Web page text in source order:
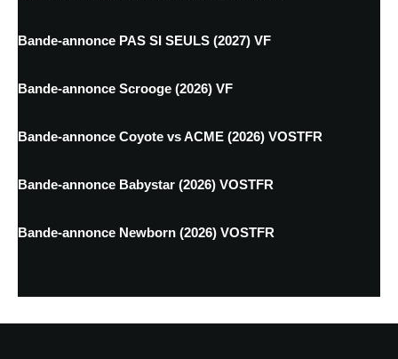
Bande-annonce PAS SI SEULS (2027) VF
Bande-annonce Scrooge (2026) VF
Bande-annonce Coyote vs ACME (2026) VOSTFR
Bande-annonce Babystar (2026) VOSTFR
Bande-annonce Newborn (2026) VOSTFR